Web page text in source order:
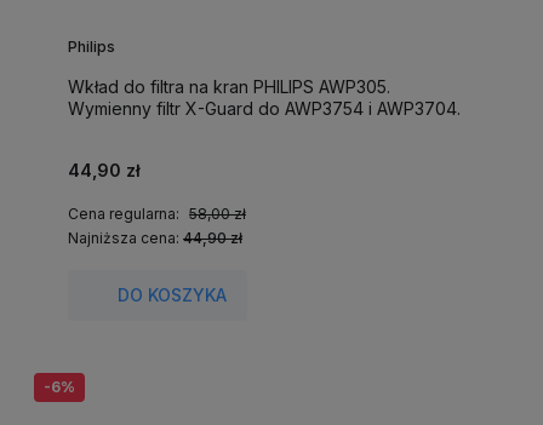
Philips
Wkład do filtra na kran PHILIPS AWP305.
Wymienny filtr X-Guard do AWP3754 i AWP3704.
44,90 zł
Cena regularna: 58,00 zł
Najniższa cena: 44,90 zł
DO KOSZYKA
-6%